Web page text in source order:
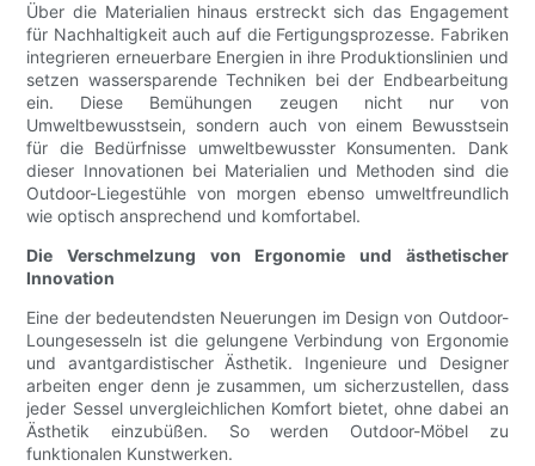
Über die Materialien hinaus erstreckt sich das Engagement
für Nachhaltigkeit auch auf die Fertigungsprozesse. Fabriken
integrieren erneuerbare Energien in ihre Produktionslinien und
setzen wassersparende Techniken bei der Endbearbeitung
ein. Diese Bemühungen zeugen nicht nur von
Umweltbewusstsein, sondern auch von einem Bewusstsein
für die Bedürfnisse umweltbewusster Konsumenten. Dank
dieser Innovationen bei Materialien und Methoden sind die
Outdoor-Liegestühle von morgen ebenso umweltfreundlich
wie optisch ansprechend und komfortabel.
Die Verschmelzung von Ergonomie und ästhetischer
Innovation
Eine der bedeutendsten Neuerungen im Design von Outdoor-
Loungesesseln ist die gelungene Verbindung von Ergonomie
und avantgardistischer Ästhetik. Ingenieure und Designer
arbeiten enger denn je zusammen, um sicherzustellen, dass
jeder Sessel unvergleichlichen Komfort bietet, ohne dabei an
Ästhetik einzubüßen. So werden Outdoor-Möbel zu
funktionalen Kunstwerken.